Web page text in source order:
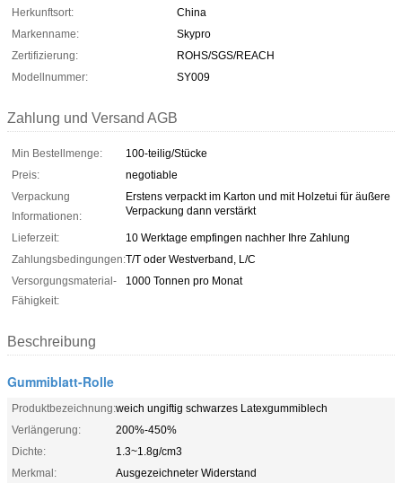
Herkunftsort:
China
Markenname:
Skypro
Zertifizierung:
ROHS/SGS/REACH
Modellnummer:
SY009
Zahlung und Versand AGB
Min Bestellmenge:
100-teilig/Stücke
Preis:
negotiable
Verpackung
Informationen:
Erstens verpackt im Karton und mit Holzetui für äußere
Verpackung dann verstärkt
Lieferzeit:
10 Werktage empfingen nachher Ihre Zahlung
Zahlungsbedingungen:T/T oder Westverband, L/C
Versorgungsmaterial-
Fähigkeit:
1000 Tonnen pro Monat
Beschreibung
Gummiblatt-Rolle
Produktbezeichnung:weich ungiftig schwarzes Latexgummiblech
Verlängerung:
200%-450%
Dichte:
1.3~1.8g/cm3
Merkmal:
Ausgezeichneter Widerstand